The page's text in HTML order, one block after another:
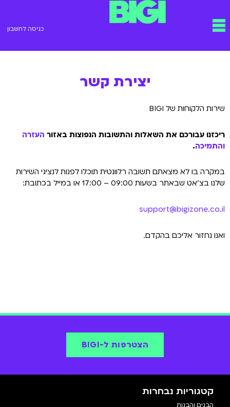
תפריט כניסה לחשבון
יצירת קשר
שירות הלקוחות של BIGI
ריכזנו עבורכם את השאלות והתשובות הנפוצות באזור העזרה
והתמיכה.
במקרה בו לא מצאתם תשובה רלוונטית תוכלו לפנות לנציגי השירות
שלנו בצ’אט שבאתר בשעות 09:00 – 17:00 או במייל בכתובת:
support@bigizone.co.il
ואנו נחזור אליכם בהקדם.
הצטרפות ל-BIGI
קטגוריות נבחרות
הבנים והבנות